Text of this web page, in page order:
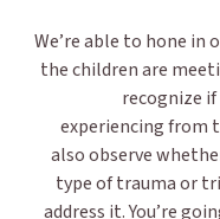
We’re able to hone
the children are
recognize
experiencing from
also observe
type of trauma or
address it. You’re